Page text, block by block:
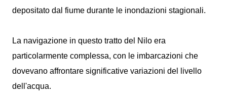
depositato dal fiume durante le inondazioni stagionali.
La navigazione in questo tratto del Nilo era
particolarmente complessa, con le imbarcazioni che
dovevano affrontare significative variazioni del livello
dell'acqua.